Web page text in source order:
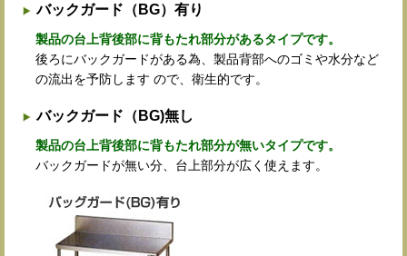
バックガード（BG）有り
製品の台上背後部に背もたれ部分があるタイプです。
後ろにバックガードがある為、製品背部へのゴミや水分など
の流出を予防します ので、衛生的です。
バックガード（BG)無し
製品の台上背後部に背もたれ部分が無いタイプです。
バックガードが無い分、台上部分が広く使えます。